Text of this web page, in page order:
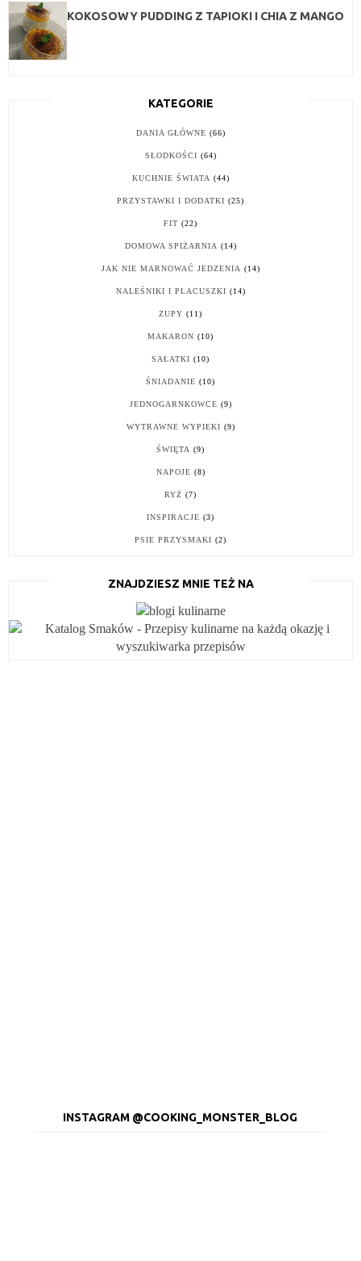
KOKOSOWY PUDDING Z TAPIOKI I CHIA Z MANGO
KATEGORIE
DANIA GŁÓWNE (66)
SŁODKOŚCI (64)
KUCHNIE ŚWIATA (44)
PRZYSTAWKI I DODATKI (25)
FIT (22)
DOMOWA SPIŻARNIA (14)
JAK NIE MARNOWAĆ JEDZENIA (14)
NALEŚNIKI I PLACUSZKI (14)
ZUPY (11)
MAKARON (10)
SAŁATKI (10)
ŚNIADANIE (10)
JEDNOGARNKOWCE (9)
WYTRAWNE WYPIEKI (9)
ŚWIĘTA (9)
NAPOJE (8)
RYŻ (7)
INSPIRACJE (3)
PSIE PRZYSMAKI (2)
ZNAJDZIESZ MNIE TEŻ NA
INSTAGRAM @COOKING_MONSTER_BLOG